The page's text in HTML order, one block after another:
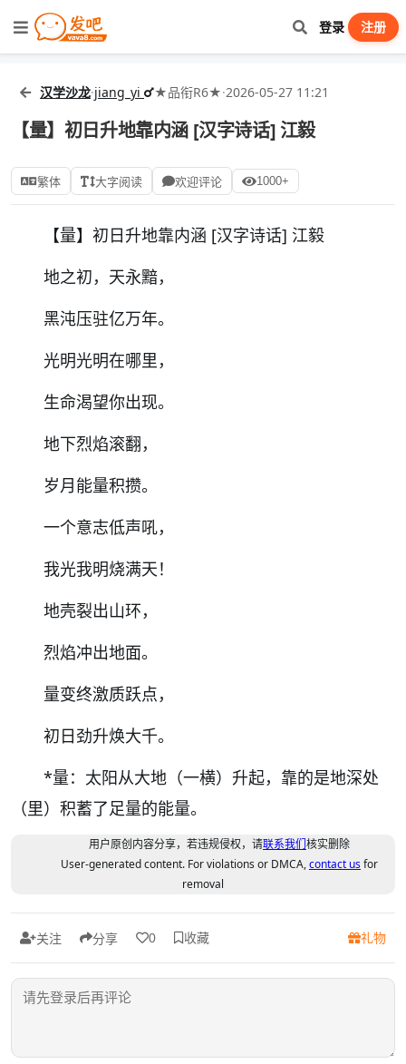
登录 注册
汉学沙龙·jiang_yi ★品衔R6★·2026-05-27 11:21
【量】初日升地靠内涵 [汉字诗话] 江毅
繁体 大字阅读 欢迎评论 1000+
【量】初日升地靠内涵 [汉字诗话] 江毅
地之初，天永黯，
黑沌压驻亿万年。
光明光明在哪里，
生命渴望你出现。
地下烈焰滚翻，
岁月能量积攒。
一个意志低声吼，
我光我明烧满天！
地壳裂出山环，
烈焰冲出地面。
量变终激质跃点，
初日劲升焕大千。
*量：太阳从大地（一横）升起，靠的是地深处
（里）积蓄了足量的能量。
用户原创内容分享，若违规侵权，请联系我们核实删除
User-generated content. For violations or DMCA,contact usfor
removal
关注 分享 0 收藏 礼物